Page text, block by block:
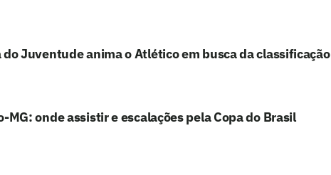
do Juventude anima o Atlético em busca da classificação
onde assistir e escalações pela Copa do Brasil